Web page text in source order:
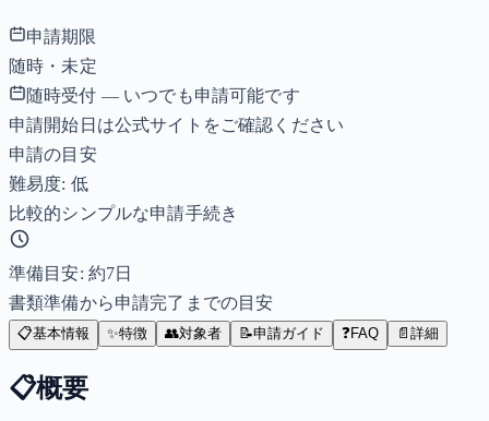
申請期限
随時・未定
随時受付 — いつでも申請可能です
申請開始日は公式サイトをご確認ください
申請の目安
難易度: 低
比較的シンプルな申請手続き
準備目安: 約7日
書類準備から申請完了までの目安
📋基本情報 ✨特徴 👥対象者 📝申請ガイド ❓FAQ 📄 詳細
📋概要